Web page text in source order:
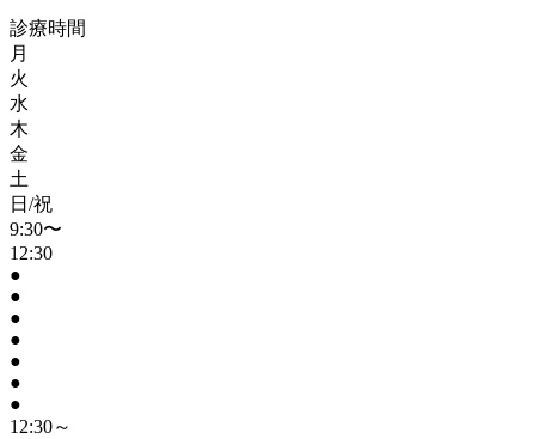
診療時間
月
火
水
木
金
土
日/祝
9:30〜
12:30
●
●
●
●
●
●
●
12:30～